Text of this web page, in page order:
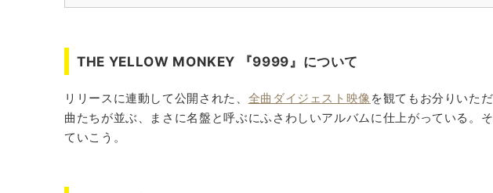
02．天道虫
03．Love Homme
04．Stars(9999 Version)
THE YELLOW MONKEY 『9999』について
リリースに連動して公開された、 全曲ダイジェスト映像 を観てもお分りいた
曲たちが並ぶ、まさに名盤と呼ぶにふさわしいアルバムに仕上がっている。
ていこう。